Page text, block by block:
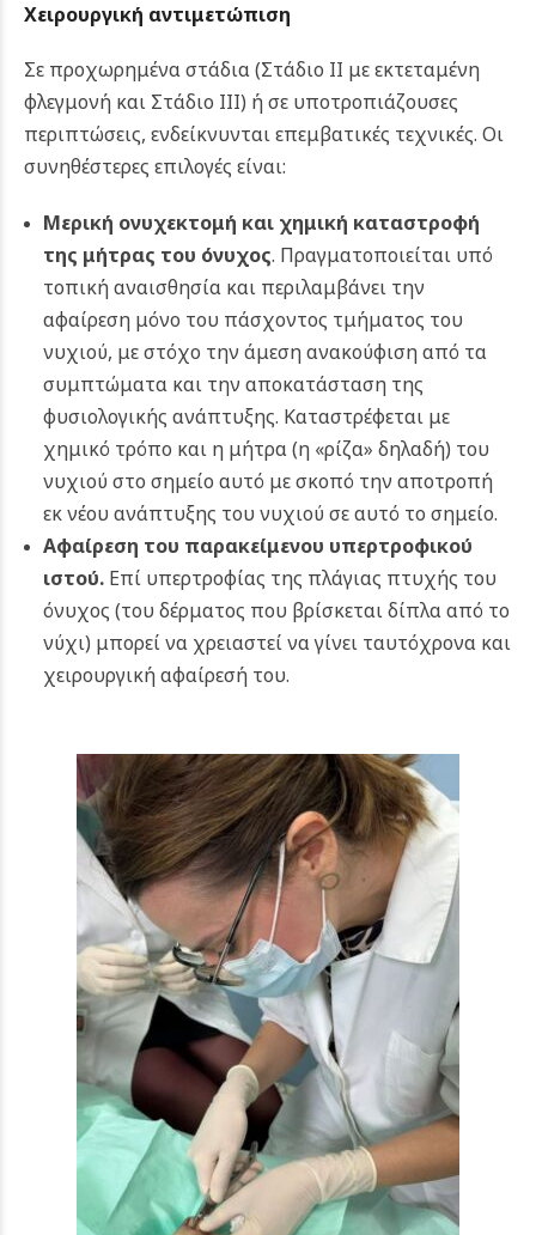
Χειρουργική αντιμετώπιση
Σε προχωρημένα στάδια (Στάδιο ΙΙ με εκτεταμένη
φλεγμονή και Στάδιο ΙΙΙ) ή σε υποτροπιάζουσες
περιπτώσεις, ενδείκνυνται επεμβατικές τεχνικές. Οι
συνηθέστερες επιλογές είναι:
Μερική ονυχεκτομή και χημική καταστροφή
της μήτρας του όνυχος. Πραγματοποιείται υπό
τοπική αναισθησία και περιλαμβάνει την
αφαίρεση μόνο του πάσχοντος τμήματος του
νυχιού, με στόχο την άμεση ανακούφιση από τα
συμπτώματα και την αποκατάσταση της
φυσιολογικής ανάπτυξης. Καταστρέφεται με
χημικό τρόπο και η μήτρα (η «ρίζα» δηλαδή) του
νυχιού στο σημείο αυτό με σκοπό την αποτροπή
εκ νέου ανάπτυξης του νυχιού σε αυτό το σημείο.
Αφαίρεση του παρακείμενου υπερτροφικού
ιστού. Επί υπερτροφίας της πλάγιας πτυχής του
όνυχος (του δέρματος που βρίσκεται δίπλα από το
νύχι) μπορεί να χρειαστεί να γίνει ταυτόχρονα και
χειρουργική αφαίρεσή του.